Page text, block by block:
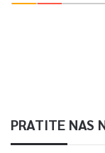
PRATITE NAS